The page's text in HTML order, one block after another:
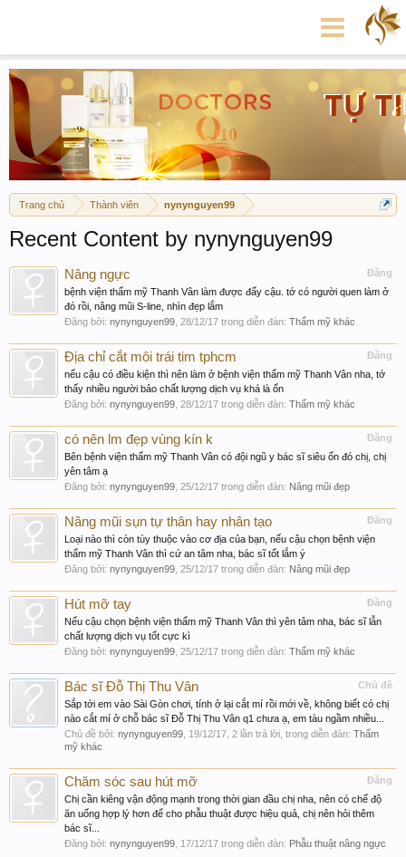
Trang chủ Thành viên nynynguyen99
Recent Content by nynynguyen99
Đăng
Nâng ngực
bệnh viện thẩm mỹ Thanh Vân làm được đấy cậu. tớ có người quen làm ở
đó rồi, nâng mũi S-line, nhìn đẹp lắm
Đăng bởi: nynynguyen99 28/12/17 trong diễn đàn: Thẩm mỹ khác
Đăng
Địa chỉ cắt môi trái tim tphcm
nếu cậu có điều kiện thì nên làm ở bệnh viện thẩm mỹ Thanh Vân nha, tớ
thấy nhiều người bảo chất lượng dịch vụ khá là ổn
Đăng bởi: nynynguyen99 28/12/17 trong diễn đàn: Thẩm mỹ khác
Đăng
có nên lm đẹp vùng kín k
Bên bệnh viện thẩm mỹ Thanh Vân có đội ngũ y bác sĩ siêu ổn đó chị, chị
yên tâm ạ
Đăng bởi: nynynguyen99 25/12/17 trong diễn đàn: Nâng mũi đẹp
Đăng
Nâng mũi sụn tự thân hay nhân tạo
Loại nào thì còn tùy thuộc vào cơ địa của bạn, nếu cậu chọn bệnh viện
thẩm mỹ Thanh Vân thì cứ an tâm nha, bác sĩ tốt lắm ý
Đăng bởi: nynynguyen99 25/12/17 trong diễn đàn: Nâng mũi đẹp
Đăng
Hút mỡ tay
Nếu cậu chọn bệnh viện thẩm mỹ Thanh Vân thì yên tâm nha, bác sĩ lẫn
chất lượng dịch vụ tốt cực kì
Đăng bởi: nynynguyen99 25/12/17 trong diễn đàn: Thẩm mỹ khác
Chủ đề
Bác sĩ Đỗ Thị Thu Vân
Sắp tới em vào Sài Gòn chơi, tính ở lại cắt mí rồi mới về, không biết có chị
nào cắt mí ở chỗ bác sĩ Đỗ Thị Thu Vân q1 chưa ạ, em tàu ngầm nhiều...
Chủ đề bởi: nynynguyen99 19/12/17 , 2 lần trả lời, trong diễn đàn: Thẩm
mỹ khác
Đăng
Chăm sóc sau hút mỡ
Chị cần kiêng vận động mạnh trong thời gian đầu chị nha, nên có chế độ
ăn uống hợp lý hơn để cho phẫu thuật được hiệu quả, chị nên hỏi thêm
bác sĩ...
Đăng bởi: nynynguyen99 17/12/17 trong diễn đàn: Phẫu thuật nâng ngực